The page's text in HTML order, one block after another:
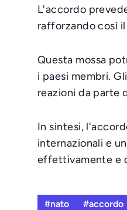
L'accordo
rafforzando così
Questa mossa
i paesi membri.
reazioni da parte
In sintesi,
internazionali e
effettivamente e
#nato #accordo